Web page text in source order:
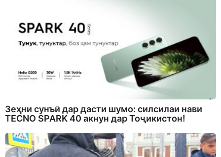
Зеҳни сунъӣ дар дасти шумо: силсилаи нави
TECNO SPARK 40 акнун дар Тоҷикистон!